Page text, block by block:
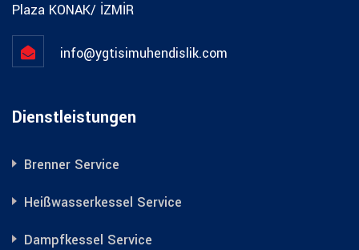
Plaza KONAK/ İZMİR
info@ygtisimuhendislik.com
Dienstleistungen
Brenner Service
Heißwasserkessel Service
Dampfkessel Service